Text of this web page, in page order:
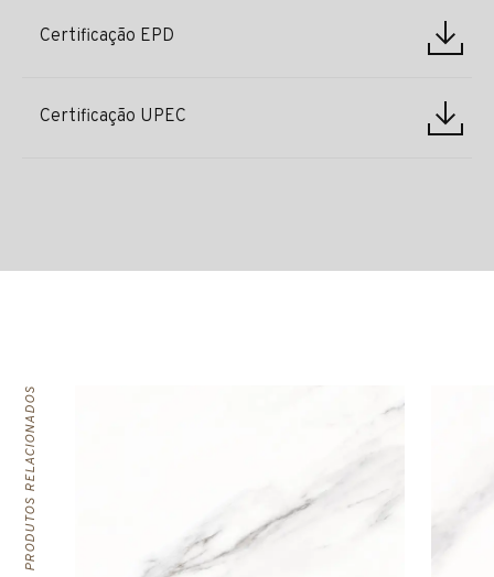
Certificação EPD
Certificação UPEC
PRODUTOS RELACIONADOS